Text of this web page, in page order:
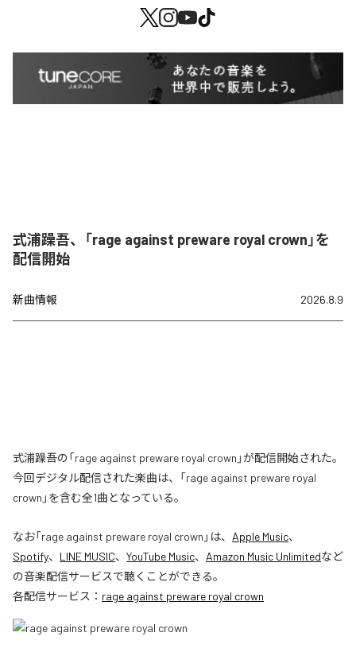
式浦躁吾、「rage against preware royal crown」を
配信開始
新曲情報 2026.8.9
式浦躁吾の「rage against preware royal crown」が配信開始された。
今回デジタル配信された楽曲は、「rage against preware royal
crown」を含む全1曲となっている。
なお「rage against preware royal crown 」は、 Apple Music、
Spotify、 LINE MUSIC、 YouTube Music、 Amazon Music Unlimitedなど
の音楽配信サービスで聴くことができる。
各配信サービス： rage against preware royal crown